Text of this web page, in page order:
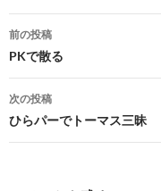
投
稿
ナ
ビ
ゲ
前の投稿
PKで散る
次の投稿
ひらパーでトーマス三昧